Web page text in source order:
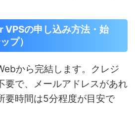
VPSの申し込み方法・始
プ）
から完結します。クレジ
要で、メールアドレスがあれ
要時間は5分程度が目安で